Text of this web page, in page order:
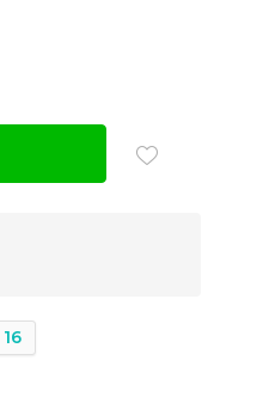
16